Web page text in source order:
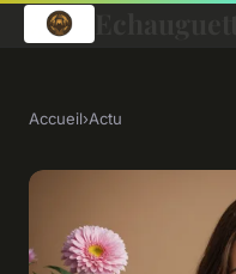
Accueil›Actu